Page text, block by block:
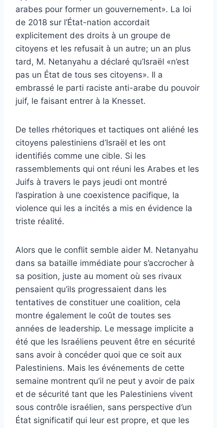
arabes pour former un gouvernement». La loi
de 2018 sur l’État-nation accordait
explicitement des droits à un groupe de
citoyens et les refusait à un autre; un an plus
tard, M. Netanyahu a déclaré qu’Israël «n’est
pas un État de tous ses citoyens». Il a
embrassé le parti raciste anti-arabe du pouvoir
juif, le faisant entrer à la Knesset.
De telles rhétoriques et tactiques ont aliéné les
citoyens palestiniens d’Israël et les ont
identifiés comme une cible. Si les
rassemblements qui ont réuni les Arabes et les
Juifs à travers le pays jeudi ont montré
l’aspiration à une coexistence pacifique, la
violence qui les a incités a mis en évidence la
triste réalité.
Alors que le conflit semble aider M. Netanyahu
dans sa bataille immédiate pour s’accrocher à
sa position, juste au moment où ses rivaux
pensaient qu’ils progressaient dans les
tentatives de constituer une coalition, cela
montre également le coût de toutes ses
années de leadership. Le message implicite a
été que les Israéliens peuvent être en sécurité
sans avoir à concéder quoi que ce soit aux
Palestiniens. Mais les événements de cette
semaine montrent qu’il ne peut y avoir de paix
et de sécurité tant que les Palestiniens vivent
sous contrôle israélien, sans perspective d’un
État significatif qui leur est propre, et que les